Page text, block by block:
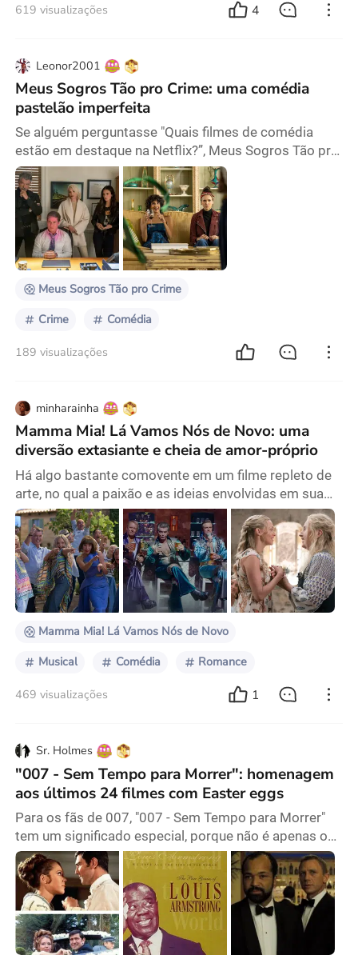
619 visualizações 4
Leonor2001
Meus Sogros Tão pro Crime: uma comédia
pastelão imperfeita
Se alguém perguntasse "Quais filmes de comédia
estão em destaque na Netflix?”, Meus Sogros Tão pro
Crime, que acabou de estrear, com certeza seria uma
das principais respostas. Produzido por ninguém
menos que Adam Sandler, podemos encontrar todos
os elementos clássicos da comédia. A história conta
com homens atrapalhados como personagens
principais, mulheres lindas como interesses
amorosos, diálog
Meus Sogros Tão pro Crime
Crime Comédia
189 visualizações
minharainha
Mamma Mia! Lá Vamos Nós de Novo: uma
diversão extasiante e cheia de amor-próprio
Há algo bastante comovente em um filme repleto de
arte, no qual a paixão e as ideias envolvidas em sua
criação são palpáveis a cada cena. Ao assistir a esse
tipo de filme, não é possível deixar de fazer várias
reflexões após os créditos, pois há tanto em que
pensar que não sabemos por onde começar. Julie
Walters, Pierce Brosnan, Amanda Seyfried e Christine
Baranski sendo bem pagos para apontar as
Mamma Mia! Lá Vamos Nós de Novo
Musical Comédia Romance
469 visualizações 1
Sr. Holmes
"007 - Sem Tempo para Morrer": homenagem
aos últimos 24 filmes com Easter eggs
Para os fãs de 007, "007 - Sem Tempo para Morrer"
tem um significado especial, porque não é apenas o
25º filme do 007, mas também o último de Daniel
Craig. Além disso, é o primeiro filme de 007 que
"mata" o agente. E é uma coleção de easter eggs que
homenageiam os últimos 24 filmes. Cary Fukunaga, o
diretor, disse uma vez: "Este filme se baseou
fortemente em muitos filmes anteriores de Bond,